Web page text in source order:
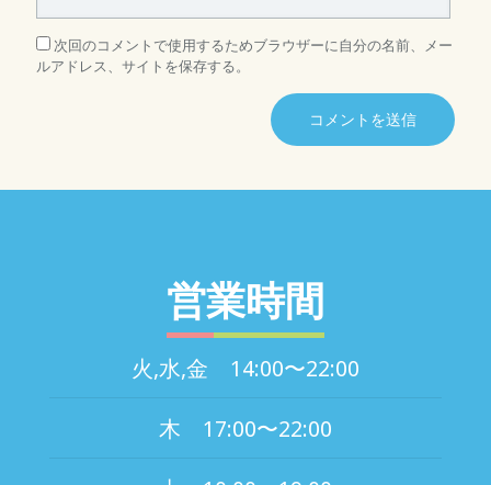
次回のコメントで使用するためブラウザーに自分の名前、メー
ルアドレス、サイトを保存する。
営業時間
火,水,金 14:00〜22:00
木 17:00〜22:00